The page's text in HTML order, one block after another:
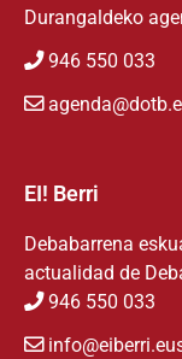
Durangaldeko
946 550 033
EI! Berri
Debabarrena
actualidad de
946 550 033